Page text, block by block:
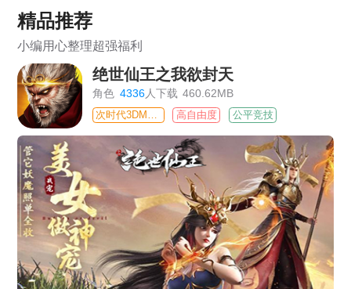
精品推荐
小编用心整理超强福利
绝世仙王之我欲封天
角色 4336人下载 460.62MB
高自由度 公平竞技